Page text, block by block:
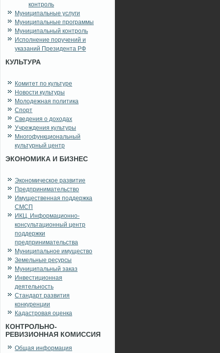
контроль
Муниципальные услуги
Муниципальные программы
Муниципальный контроль
Исполнение поручений и
указаний Президента РФ
КУЛЬТУРА
Комитет по культуре
Новости культуры
Молодежная политика
Спорт
Сведения о доходах
Учреждения культуры
Многофункциональный
культурный центр
ЭКОНОМИКА И БИЗНЕС
Экономическое развитие
Предпринимательство
Имущественная поддержка
СМСП
ИКЦ. Информационно-
консультационный центр
поддержки
предпринимательства
Муниципальное имущество
Земельные ресурсы
Муниципальный заказ
Инвестиционная
деятельность
Стандарт развития
конкуренции
Кадастровая оценка
КОНТРОЛЬНО-
РЕВИЗИОННАЯ КОМИССИЯ
Общая информация